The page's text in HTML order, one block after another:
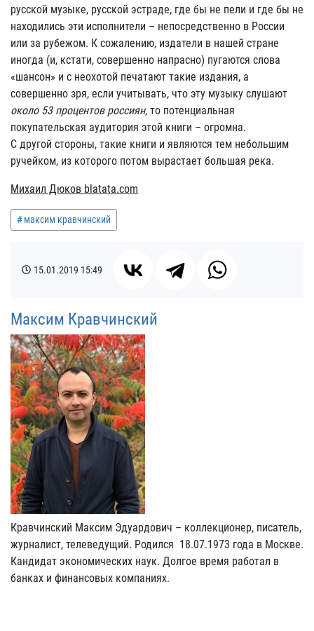
русской музыке, русской эстраде, где бы не пели и где бы не
находились эти исполнители – непосредственно в России
или за рубежом. К сожалению, издатели в нашей стране
иногда (и, кстати, совершенно напрасно) пугаются слова
«шансон» и с неохотой печатают такие издания, а
совершенно зря, если учитывать, что эту музыку слушают
около 53 процентов россиян, то потенциальная
покупательская аудитория этой книги – огромна.
С другой стороны, такие книги и являются тем небольшим
ручейком, из которого потом вырастает большая река.
Михаил Дюков blatata.com
максим кравчинский
15.01.2019 15:49
Максим Кравчинский
Кравчинский Максим Эдуардович – коллекционер, писатель,
журналист, телеведущий. Родился 18.07.1973 года в Москве.
Кандидат экономических наук. Долгое время работал в
банках и финансовых компаниях.